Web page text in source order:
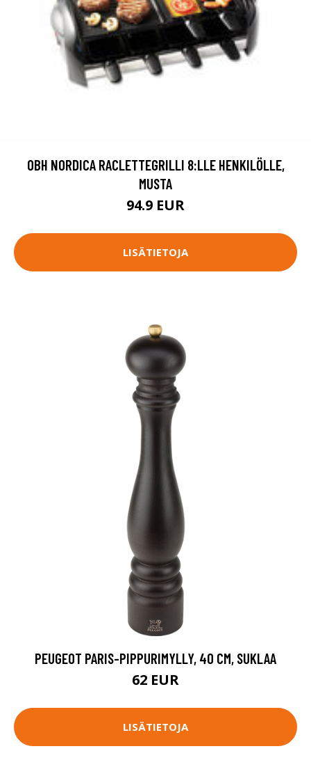
OBH NORDICA RACLETTEGRILLI 8:LLE HENKILÖLLE,
MUSTA
94.9 EUR
LISÄTIETOJA
PEUGEOT PARIS-PIPPURIMYLLY, 40 CM, SUKLAA
62 EUR
LISÄTIETOJA